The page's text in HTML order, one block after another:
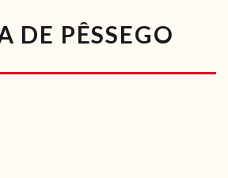
VÍDEOS
RECEITAS VEGGIE
DE PÊSSEGO